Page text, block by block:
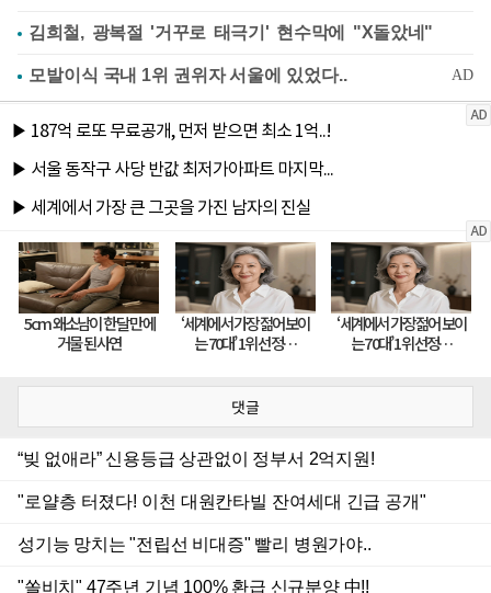
김희철, 광복절 '거꾸로 태극기' 현수막에 "X돌았네"
댓글